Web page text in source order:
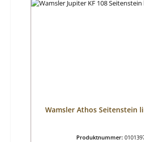
Wamsler Athos Seitenstein
Produktnummer: